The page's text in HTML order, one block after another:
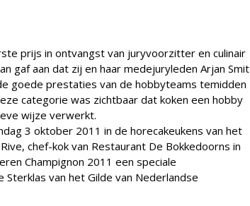
prijs in ontvangst van juryvoorzitter en culinair
gaf aan dat zij en haar medejuryleden Arjan Smit
goede prestaties van de hobbyteams temidden
categorie was zichtbaar dat koken een hobby
wijze verwerkt.
3 oktober 2011 in de horecakeukens van het
chef-kok van Restaurant De Bokkedoorns in
Champignon 2011 een speciale
van het Gilde van Nederlandse